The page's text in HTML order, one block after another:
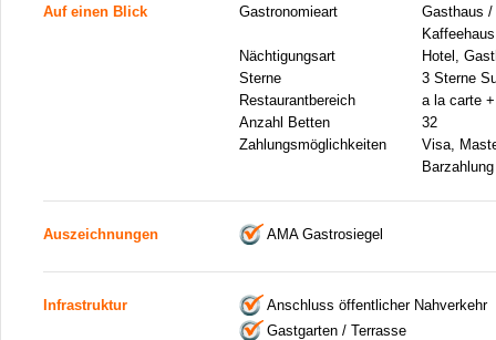
Auf einen Blick Gastronomieart
Gasthaus
Nächtigungsart
Hotel,
Sterne
3 Sterne
Restaurantbereich
a la carte
Anzahl Betten
32
Zahlungsmöglichkeiten
Visa,
Barzahlung
Auszeichnungen AMA Gastrosiegel
Infrastruktur
Anschluss öffentlicher Nahverkehr
Gastgarten / Terrasse